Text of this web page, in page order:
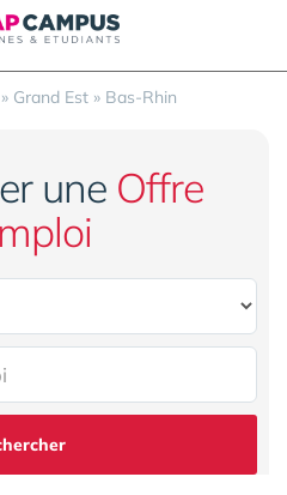
» Grand Est » Bas-Rhin
une Offre